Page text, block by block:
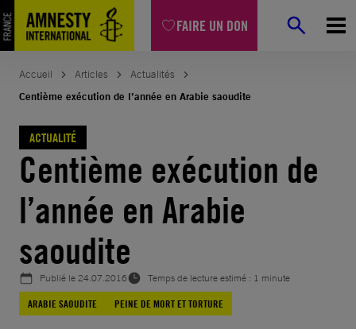
FAIRE UN DON
Aller
au
contenu
Accueil Articles
Actualités
Centième exécution de l’année en Arabie saoudite
ACTUALITÉ
Centième exécution de
l’année en Arabie
saoudite
Publié le24.07.2016
Temps de lecture estimé : 1 minute
ARABIE SAOUDITE
PEINE DE MORT ET TORTURE